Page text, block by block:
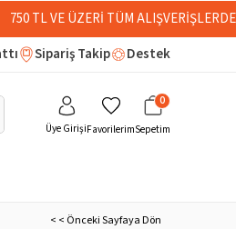
750 TL VE ÜZERİ TÜM
Sipariş Takip Destek
Üye GirişiFavorilerimSepetim
0
< < Önceki Sayfaya Dön